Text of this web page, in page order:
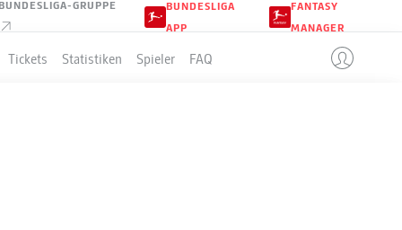
BUNDESLIGA-GRUPPE
BUNDESLIGA
APP
FANTASY
MANAGER
Tickets Statistiken Spieler FAQ